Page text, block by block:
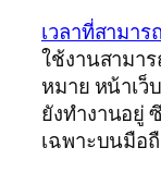
เวลาที่สามา
ใช้งานสามา
หมาย หน้าเ
ยังทำงานอยู่
เฉพาะบนมือ